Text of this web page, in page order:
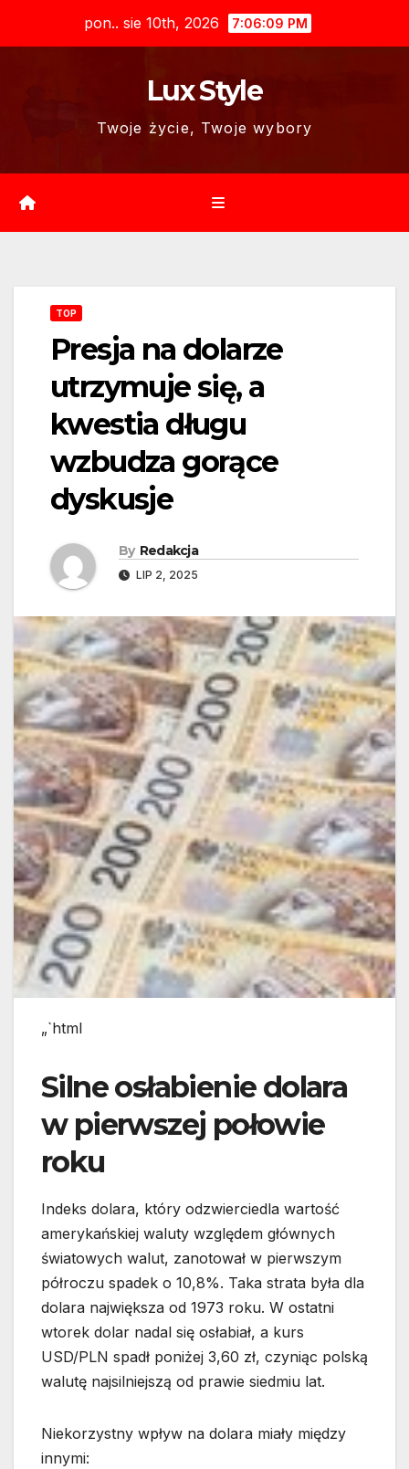
pon.. sie 10th, 2026 7:06:10 PM
Lux Style
Twoje życie, Twoje wybory
TOP
Presja na dolarze
utrzymuje się, a
kwestia długu
wzbudza gorące
dyskusje
By Redakcja
LIP 2, 2025
„`html
Silne osłabienie dolara
w pierwszej połowie
roku
Indeks dolara, który odzwierciedla wartość
amerykańskiej waluty względem głównych
światowych walut, zanotował w pierwszym
półroczu spadek o 10,8%. Taka strata była dla
dolara największa od 1973 roku. W ostatni
wtorek dolar nadal się osłabiał, a kurs
USD/PLN spadł poniżej 3,60 zł, czyniąc polską
walutę najsilniejszą od prawie siedmiu lat.
Niekorzystny wpływ na dolara miały między
innymi: